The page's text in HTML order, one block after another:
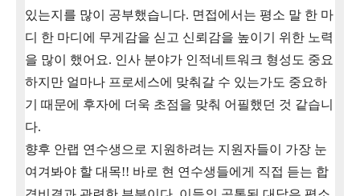
있는지를 많이 공부했습니다. 면접에서는 평소 말 한 마
디 한 마디에 무게감을 싣고 신뢰감을 높이기 위한 노력
을 많이 했어요. 인사 분야가 인적네트워크 형성도 중요
하지만 얼마나 프로세스에 맞춰갈 수 있는가도 중요하
기 때문에 후자에 더욱 초점을 맞춰 어필했던 것 같습니
다.
향후 안랩 연수생으로 지원하려는 지원자들이 가장 눈
여겨봐야 할 대목!! 바로 현 연수생들에게 직접 듣는 합